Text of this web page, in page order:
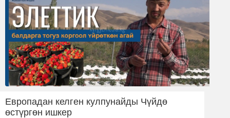
Европадан келген кулпунайды Чүйдө
өстүргөн ишкер